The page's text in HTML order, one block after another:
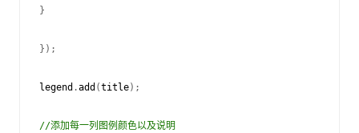
}
});
legend .add (title);
//添加每一列图例颜色以及说明